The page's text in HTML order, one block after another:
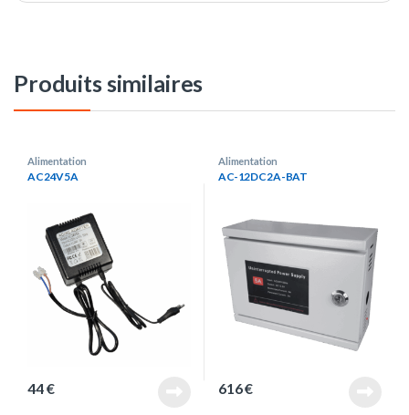
Produits similaires
Alimentation
AC24V5A
44€
Alimentation
AC-12DC2A-BAT
616€